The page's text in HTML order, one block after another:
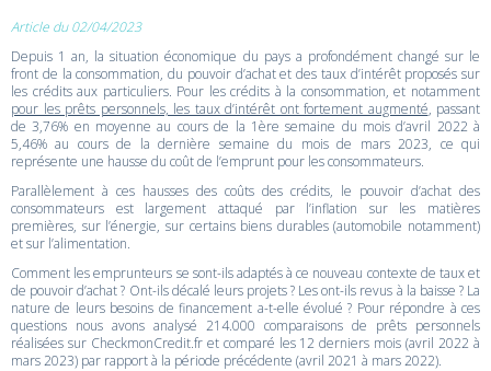
Article du 02/04/2023
Depuis 1 an, la situation économique du pays a profondément changé sur le
front de la consommation, du pouvoir d’achat et des taux d’intérêt proposés sur
les crédits aux particuliers. Pour les crédits à la consommation, et notamment
pour les prêts personnels, les taux d’intérêt ont fortement augmenté, passant
de 3,76% en moyenne au cours de la 1ère semaine du mois d’avril 2022 à
5,46% au cours de la dernière semaine du mois de mars 2023, ce qui
représente une hausse du coût de l’emprunt pour les consommateurs.
Parallèlement à ces hausses des coûts des crédits, le pouvoir d’achat des
consommateurs est largement attaqué par l’inflation sur les matières
premières, sur l’énergie, sur certains biens durables (automobile notamment)
et sur l’alimentation.
Comment les emprunteurs se sont-ils adaptés à ce nouveau contexte de taux et
de pouvoir d’achat ? Ont-ils décalé leurs projets ? Les ont-ils revus à la baisse ? La
nature de leurs besoins de financement a-t-elle évolué ? Pour répondre à ces
questions nous avons analysé 214.000 comparaisons de prêts personnels
réalisées sur CheckmonCredit.fr et comparé les 12 derniers mois (avril 2022 à
mars 2023) par rapport à la période précédente (avril 2021 à mars 2022).